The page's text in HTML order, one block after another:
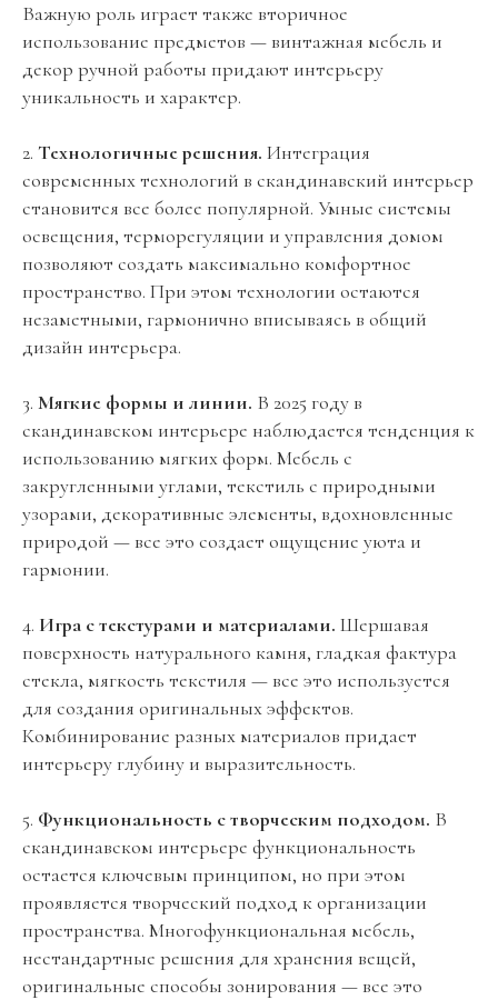
Важную роль играет также вторичное
использование предметов — винтажная мебель и
декор ручной работы придают интерьеру
уникальность и характер.
2. Технологичные решения. Интеграция
современных технологий в скандинавский интерьер
становится все более популярной. Умные системы
освещения, терморегуляции и управления домом
позволяют создать максимально комфортное
пространство. При этом технологии остаются
незаметными, гармонично вписываясь в общий
дизайн интерьера.
3. Мягкие формы и линии. В 2025 году в
скандинавском интерьере наблюдается тенденция к
использованию мягких форм. Мебель с
закругленными углами, текстиль с природными
узорами, декоративные элементы, вдохновленные
природой — все это создает ощущение уюта и
гармонии.
4. Игра с текстурами и материалами. Шершавая
поверхность натурального камня, гладкая фактура
стекла, мягкость текстиля — все это используется
для создания оригинальных эффектов.
Комбинирование разных материалов придает
интерьеру глубину и выразительность.
5. Функциональность с творческим подходом. В
скандинавском интерьере функциональность
остается ключевым принципом, но при этом
проявляется творческий подход к организации
пространства. Многофункциональная мебель,
нестандартные решения для хранения вещей,
оригинальные способы зонирования — все это